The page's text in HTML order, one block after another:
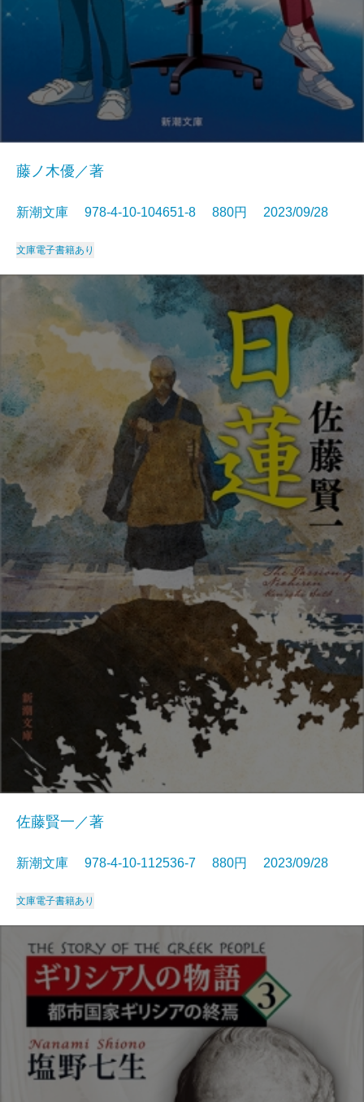
藤ノ木優／著
新潮文庫 978-4-10-104651-8 880円 2023/09/28
文庫電子書籍あり
佐藤賢一／著
新潮文庫 978-4-10-112536-7 880円 2023/09/28
文庫電子書籍あり